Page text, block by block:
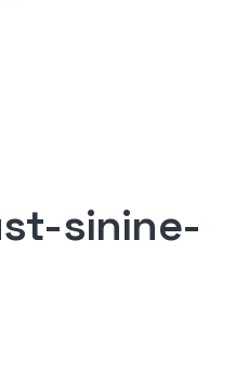
sinine-